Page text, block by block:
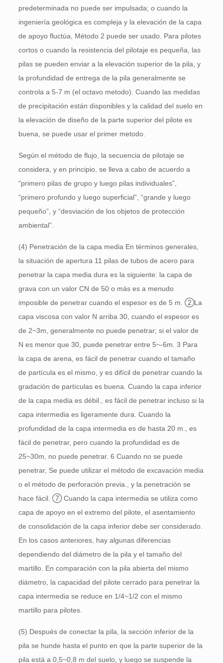
predeterminada no puede ser impulsada; o cuando la
ingeniería geológica es compleja y la elevación de la capa
de apoyo fluctúa, Método 2 puede ser usado. Para pilotes
cortos o cuando la resistencia del pilotaje es pequeña, las
pilas se pueden enviar a la elevación superior de la pila, y
la profundidad de entrega de la pila generalmente se
controla a 5-7 m (el octavo metodo). Cuando las medidas
de precipitación están disponibles y la calidad del suelo en
la elevación de diseño de la parte superior del pilote es
buena, se puede usar el primer metodo.
Según el método de flujo, la secuencia de pilotaje se
considera, y en principio, se lleva a cabo de acuerdo a
“primero pilas de grupo y luego pilas individuales”,
“primero profundo y luego superficial”, “grande y luego
pequeño”, y “desviación de los objetos de protección
ambiental”.
(4) Penetración de la capa media En términos generales,
la situación de apertura 11 pilas de tubos de acero para
penetrar la capa media dura es la siguiente: la capa de
grava con un valor CN de 50 o más es a menudo
imposible de penetrar cuando el espesor es de 5 m. ②La
capa viscosa con valor N arriba 30, cuando el espesor es
de 2~3m, generalmente no puede penetrar; si el valor de
N es menor que 30, puede penetrar entre 5~-6m. 3 Para
la capa de arena, es fácil de penetrar cuando el tamaño
de partícula es el mismo, y es difícil de penetrar cuando la
gradación de partículas es buena. Cuando la capa inferior
de la capa media es débil., es fácil de penetrar incluso si la
capa intermedia es ligeramente dura. Cuando la
profundidad de la capa intermedia es de hasta 20 m., es
fácil de penetrar, pero cuando la profundidad es de
25~30m, no puede penetrar. 6 Cuando no se puede
penetrar, Se puede utilizar el método de excavación media
o el método de perforación previa., y la penetración se
hace fácil. ⑦ Cuando la capa intermedia se utiliza como
capa de apoyo en el extremo del pilote, el asentamiento
de consolidación de la capa inferior debe ser considerado.
En los casos anteriores, hay algunas diferencias
dependiendo del diámetro de la pila y el tamaño del
martillo. En comparación con la pila abierta del mismo
diámetro, la capacidad del pilote cerrado para penetrar la
capa intermedia se reduce en 1/4~1/2 con el mismo
martillo para pilotes.
(5) Después de conectar la pila, la sección inferior de la
pila se hunde hasta el punto en que la parte superior de la
pila está a 0,5~0,8 m del suelo, y luego se suspende la